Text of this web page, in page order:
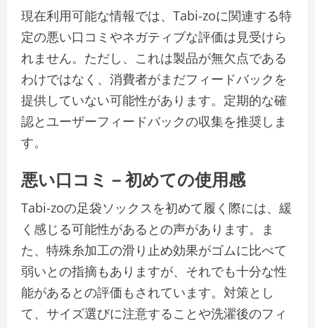
現在利用可能な情報では、Tabi-zoに関連する特
定の悪い口コミやネガティブな評価は見受けら
れません。ただし、これは製品が無欠点である
わけではなく、消費者がまだフィードバックを
提供していない可能性があります。定期的な確
認とユーザーフィードバックの収集を推奨しま
す。
悪い口コミ – 初めての使用感
Tabi-zoの足袋ソックスを初めて履く際には、緩
く感じる可能性があるとの声があります。ま
た、特殊糸加工の滑り止め効果がゴムに比べて
弱いとの指摘もありますが、それでも十分な性
能があるとの評価もされています。対策とし
て、サイズ選びに注意することや洗濯後のフィ